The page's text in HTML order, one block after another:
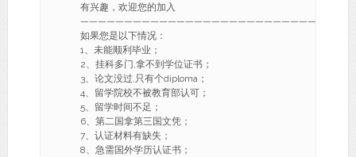
有兴趣，欢迎您的加入
———————————————————————————-
如果您是以下情况：
1、未能顺利毕业；
2、挂科多门,拿不到学位证书；
3、论文没过,只有个diploma；
4、留学院校不被教育部认可；
5、留学时间不足；
6、第二国拿第三国文凭；
7、认证材料有缺失；
8、急需国外学历认证书；